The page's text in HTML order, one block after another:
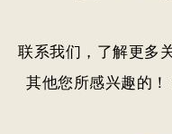
联系我们，了解更多
其他您所感兴趣的